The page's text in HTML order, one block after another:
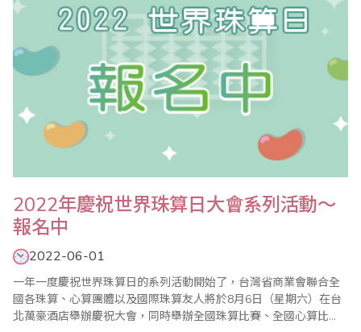
2022年慶祝世界珠算日大會系列活動～
報名中
2022-06-01
一年一度慶祝世界珠算日的系列活動開始了，台灣省商業會聯合全
國各珠算、心算團體以及國際珠算友人將於8月6日（星期六）在台
北萬豪酒店舉辦慶祝大會，同時舉辦全國珠算比賽、全國心算比